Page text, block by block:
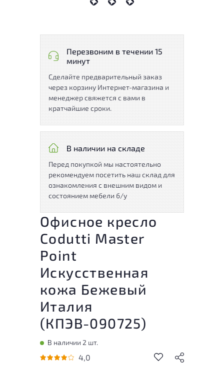
Перезвоним в течении 15
минут
Сделайте предварительный заказ
через корзину Интернет-магазина и
менеджер свяжется с вами в
кратчайшие сроки.
В наличии на складе
Перед покупкой мы настоятельно
рекомендуем посетить наш склад для
ознакомления с внешним видом и
состоянием мебели б/у
Офисное кресло
Codutti Master
Point
Искусственная
кожа Бежевый
Италия
(КПЭВ-090725)
В наличии 2 шт.
4,0